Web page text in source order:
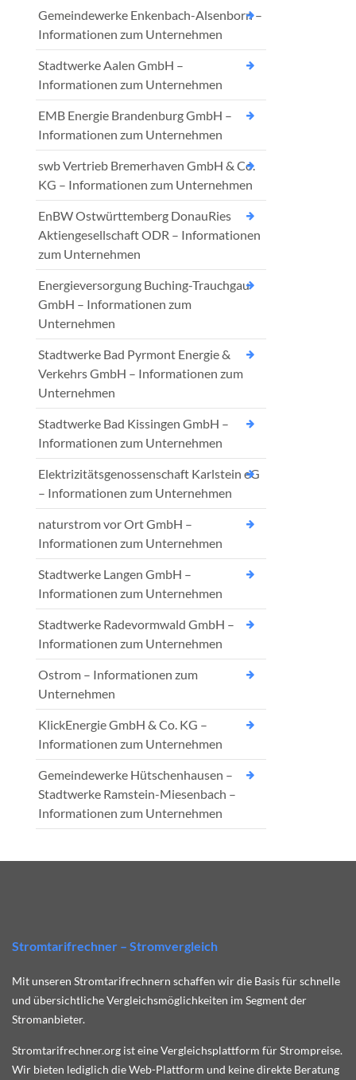
Gemeindewerke Enkenbach-Alsenborn –
Informationen zum Unternehmen
Stadtwerke Aalen GmbH –
Informationen zum Unternehmen
EMB Energie Brandenburg GmbH –
Informationen zum Unternehmen
swb Vertrieb Bremerhaven GmbH & Co.
KG – Informationen zum Unternehmen
EnBW Ostwürttemberg DonauRies
Aktiengesellschaft ODR – Informationen
zum Unternehmen
Energieversorgung Buching-Trauchgau
GmbH – Informationen zum
Unternehmen
Stadtwerke Bad Pyrmont Energie &
Verkehrs GmbH – Informationen zum
Unternehmen
Stadtwerke Bad Kissingen GmbH –
Informationen zum Unternehmen
Elektrizitätsgenossenschaft Karlstein eG
– Informationen zum Unternehmen
naturstrom vor Ort GmbH –
Informationen zum Unternehmen
Stadtwerke Langen GmbH –
Informationen zum Unternehmen
Stadtwerke Radevormwald GmbH –
Informationen zum Unternehmen
Ostrom – Informationen zum
Unternehmen
KlickEnergie GmbH & Co. KG –
Informationen zum Unternehmen
Gemeindewerke Hütschenhausen –
Stadtwerke Ramstein-Miesenbach –
Informationen zum Unternehmen
Stromtarifrechner – Stromvergleich
Mit unseren Stromtarifrechnern schaffen wir die Basis für schnelle
und übersichtliche Vergleichsmöglichkeiten im Segment der
Stromanbieter.
Stromtarifrechner.org ist eine Vergleichsplattform für Strompreise.
Wir bieten lediglich die Web-Plattform und keine direkte Beratung